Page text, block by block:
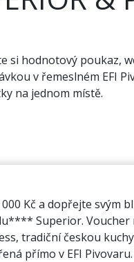
si hodnotový poukaz,
v řemeslném EFI
na jednom místě.
Kč a dopřejte svým
Superior. Voucher
tradiční českou
přímo v EFI Pivovaru.